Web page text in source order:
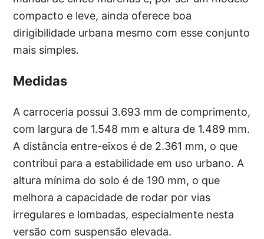
compacto e leve, ainda oferece boa
dirigibilidade urbana mesmo com esse conjunto
mais simples.
Medidas
A carroceria possui 3.693 mm de comprimento,
com largura de 1.548 mm e altura de 1.489 mm.
A distância entre-eixos é de 2.361 mm, o que
contribui para a estabilidade em uso urbano. A
altura mínima do solo é de 190 mm, o que
melhora a capacidade de rodar por vias
irregulares e lombadas, especialmente nesta
versão com suspensão elevada.